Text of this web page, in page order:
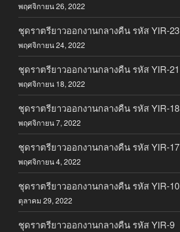
พฤศจิกายน 26, 2022
ชุดราตรียาวออกงานกลางคืน รหัส YIR-23
พฤศจิกายน 24, 2022
ชุดราตรียาวออกงานกลางคืน รหัส YIR-21
พฤศจิกายน 18, 2022
ชุดราตรียาวออกงานกลางคืน รหัส YIR-18
พฤศจิกายน 7, 2022
ชุดราตรียาวออกงานกลางคืน รหัส YIR-17
พฤศจิกายน 4, 2022
ชุดราตรียาวออกงานกลางคืน รหัส YIR-10
ตุลาคม 29, 2022
ชุดราตรียาวออกงานกลางคืน รหัส YIR-9